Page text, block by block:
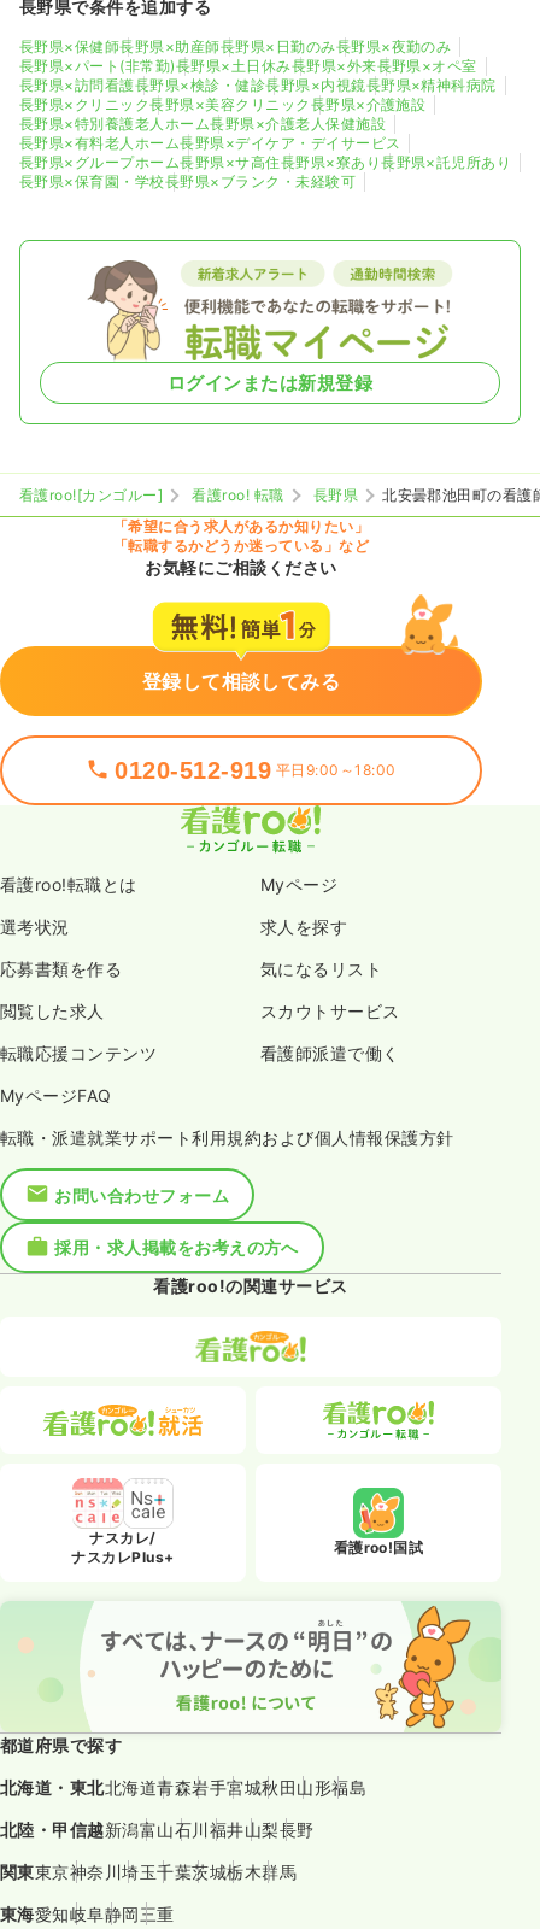
長野県で条件を追加する
長野県×保健師長野県×助産師長野県×日勤のみ長野県×夜勤のみ
長野県×パート(非常勤)長野県×土日休み長野県×外来長野県×オペ室
長野県×訪問看護長野県×検診・健診長野県×内視鏡長野県×精神科病院
長野県×クリニック長野県×美容クリニック 長野県×介護施設
長野県×特別養護老人ホーム長野県×介護老人保健施設
長野県×有料老人ホーム長野県×デイケア・デイサービス
長野県×グループホーム長野県×サ高住長野県×寮あり長野県×託児所あり
長野県×保育園・学校長野県×ブランク・未経験可
ログインまたは新規登録
看護roo![カンゴルー] 看護roo! 転職 長野県
北安曇郡池田町の看護
「希望に合う求人があるか知りたい」
「転職するかどうか迷っている」など
お気軽にご相談ください
登録して相談してみる
0120-512-919 平日9:00～18:00
看護roo!転職とは Myページ
選考状況 求人を探す
応募書類を作る 気になるリスト
閲覧した求人 スカウトサービス
転職応援コンテンツ 看護師派遣で働く
MyページFAQ
転職・派遣就業サポート利用規約および個人情報保護方針
お問い合わせフォーム
採用・求人掲載をお考えの方へ
看護roo!の関連サービス
ナスカレ/
ナスカレPlus+
看護roo!国試
都道府県で探す
北海道・東北北海道青森岩手宮城秋田山形福島
北陸・甲信越新潟富山石川福井山梨長野
関東東京神奈川埼玉千葉茨城栃木群馬
東海愛知岐阜静岡三重